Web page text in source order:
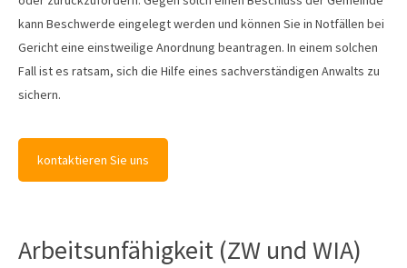
kann Beschwerde eingelegt werden und können Sie in Notfällen bei
Gericht eine einstweilige Anordnung beantragen. In einem solchen
Fall ist es ratsam, sich die Hilfe eines sachverständigen Anwalts zu
sichern.
kontaktieren Sie uns
Arbeitsunfähigkeit (ZW und WIA)